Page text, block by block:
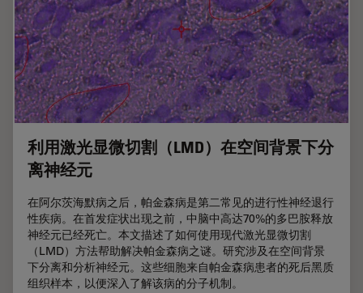
利用激光显微切割（LMD）在空间背景下分
离神经元
在阿尔茨海默病之后，帕金森病是第二常见的进行性神经退行
性疾病。在首发症状出现之前，中脑中高达70%的多巴胺释放
神经元已经死亡。本文描述了如何使用现代激光显微切割
（LMD）方法帮助解决帕金森病之谜。研究涉及在空间背景
下分离和分析神经元。这些细胞来自帕金森病患者的死后黑质
组织样本，以便深入了解该病的分子机制。